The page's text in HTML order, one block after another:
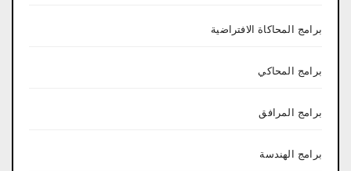
برامج المحاكاة الافتراضية
برامج المحاكي
برامج المرافق
برامج الهندسة